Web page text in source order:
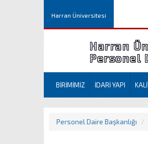
Harran Üniversitesi
Personel
BİRİMİMİZ İDARİ YAPI
Personel Daire Başkanlığı